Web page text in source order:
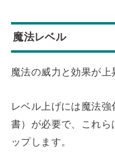
魔法レベル
魔法の威力と効果が上
レベル上げには魔法
書）が必要で、これら
ップします。